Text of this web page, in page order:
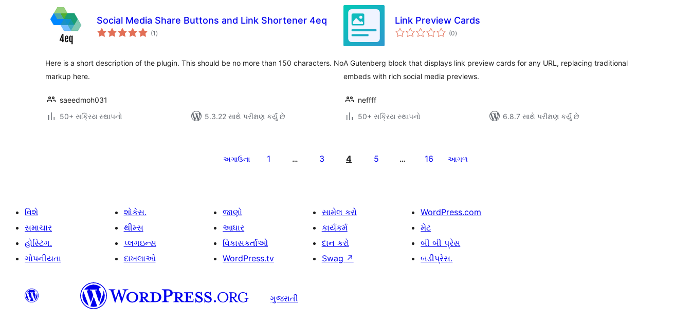
Social Media Share Buttons and Link Shortener 4eq
(1 કુલ
રેટિંગ્સ
)
Here is a short description of the plugin. This should be no more than 150 characters. No
markup here.
saeedmoh031
50+ સક્રિય સ્થાપનો
5.3.22 સાથે પરીક્ષણ કર્યું છે
Link Preview Cards
(0કુલ
રેટિંગ્સ
)
A Gutenberg block that displays link preview cards for any URL, replacing traditional
embeds with rich social media previews.
neffff
50+ સક્રિય સ્થાપનો
6.8.7 સાથે પરીક્ષણ કર્યું છે
અગાઉના 1 … 3 4 5 … 16 આગળ
વિશે
સમાચાર
હોસ્ટિંગ.
ગોપનીયતા
શોકેસ.
થીમ્સ
પ્લગઇન્સ
દાખલાઓ
જાણો
આધાર
વિકાસકર્તાઓ
WordPress.tv
સામેલ કરો
કાર્યકર્મ
દાન કરો
Swag ↗
WordPress.com
મેટ
બી બી પ્રેસ
બડીપ્રેસ.
ગુજરાતી